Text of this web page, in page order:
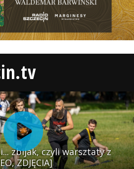
zbijak, czyli warsztaty z
ZDJĘCIA]